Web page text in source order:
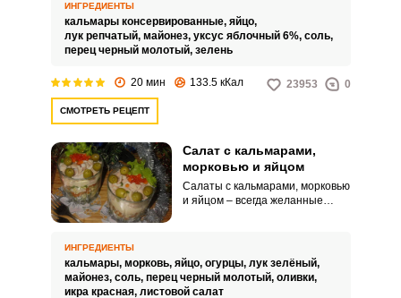
яйцом – это всегда вкусно, а
маринованный в уксусе лук
добавляет здесь особую
салату хрустящую текстуру.
ИНГРЕДИЕНТЫ
кальмары консервированные, яйцо,
лук репчатый, майонез, уксус яблочный 6%, соль,
перец черный молотый, зелень
20 мин 133.5 кКал 23953 0
СМОТРЕТЬ РЕЦЕПТ
Салат с кальмарами,
морковью и яйцом
Салаты с кальмарами, морковью
и яйцом – всегда желанные
весьма доступных продуктов, а
подачу оформить в стакане
слоеным методом.
ИНГРЕДИЕНТЫ
кальмары, морковь, яйцо, огурцы, лук зелёный,
майонез, соль, перец черный молотый, оливки,
икра красная, листовой салат